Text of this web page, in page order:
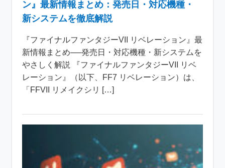
ン』最新情報まとめ：発売日・対応機種・
新システムを徹底解説
『ファイナルファンタジーVII リベレーション』最
新情報まとめ──発売日・対応機種・新システムを
やさしく解説 『ファイナルファンタジーVII リベ
レーション』（以下、FF7 リベレーション）は、
「FFVII リメイクシリ […]